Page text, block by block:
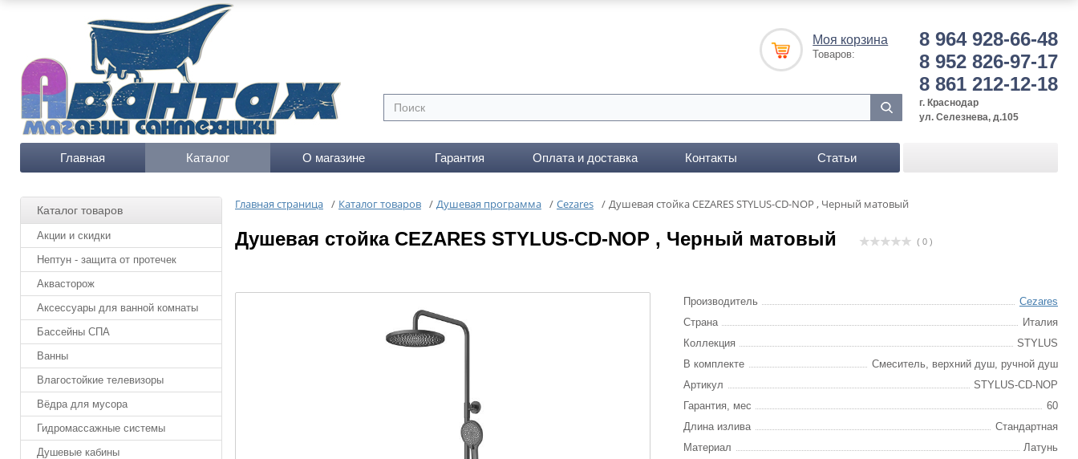
8 964 928-66-48
8 952 826-97-17
8 861 212-12-18
г. Краснодар
ул. Селезнева, д.105
Моя корзина
Товаров:
Главная Каталог О магазине Гарантия Оплата и доставка Контакты Статьи
Каталог товаров
Акции и скидки
Нептун - защита от протечек
Аквасторож
Аксессуары для ванной комнаты
Бассейны СПА
Ванны
Влагостойкие телевизоры
Вёдра для мусора
Гидромассажные системы
Душевые кабины
Главная страница / Каталог товаров / Душевая программа / Cezares / Душевая стойка CEZARES STYLUS-CD-NOP , Черный матовый
Душевая стойка CEZARES STYLUS-CD-NOP , Черный матовый ( 0 )
Производитель
Cezares
Страна
Италия
Коллекция
STYLUS
В комплекте
Смеситель, верхний душ, ручной душ
Артикул
STYLUS-CD-NOP
Гарантия, мес
60
Длина излива
Стандартная
Материал
Латунь